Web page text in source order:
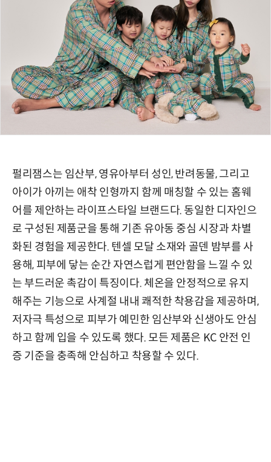
펄리잼스는 임산부, 영유아부터 성인, 반려동물, 그리고
아이가 아끼는 애착 인형까지 함께 매칭할 수 있는 홈웨
어를 제안하는 라이프스타일 브랜드다. 동일한 디자인으
로 구성된 제품군을 통해 기존 유아동 중심 시장과 차별
화된 경험을 제공한다. 텐셀 모달 소재와 골덴 밤부를 사
용해, 피부에 닿는 순간 자연스럽게 편안함을 느낄 수 있
는 부드러운 촉감이 특징이다. 체온을 안정적으로 유지
해주는 기능으로 사계절 내내 쾌적한 착용감을 제공하며,
저자극 특성으로 피부가 예민한 임산부와 신생아도 안심
하고 함께 입을 수 있도록 했다. 모든 제품은 KC 안전 인
증 기준을 충족해 안심하고 착용할 수 있다.